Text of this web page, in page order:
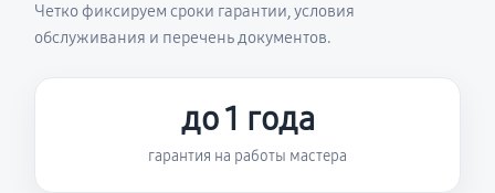
Четко фиксируем сроки гарантии, условия
обслуживания и перечень документов.
до 1 года
гарантия на работы мастера